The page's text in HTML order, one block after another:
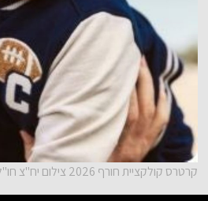
קרטרס קולקציית חורף 2026 צילום יח"צ חו"ל